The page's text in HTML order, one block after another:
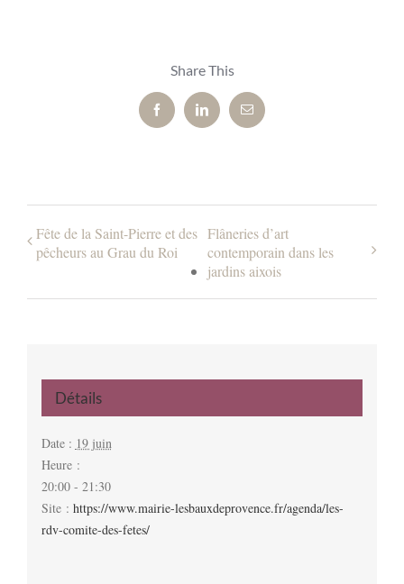
Share This
FacebookLinkedInEmail
Fête de la Saint-Pierre et des
pêcheurs au Grau du Roi
Flâneries d’art
contemporain dans les
jardins aixois
Détails
Date : 19 juin
Heure :
20:00 - 21:30
Site : https://www.mairie-lesbauxdeprovence.fr/agenda/les-
rdv-comite-des-fetes/